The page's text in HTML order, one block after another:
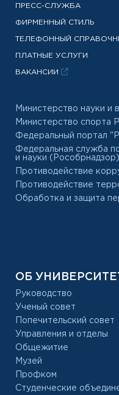
ПРЕСС-СЛУЖБА
ФИРМЕННЫЙ СТИЛЬ
ТЕЛЕФОННЫЙ
ПЛАТНЫЕ УСЛУГИ
ВАКАНСИИ
Министерство науки и
Министерство спорта
Федеральный портал
Федеральная служба
и науки (Рособрнадзор)
Противодействие
Противодействие
Обработка и защита
ОБ
Руководство
Ученый совет
Попечительский совет
Управления и отделы
Общежитие
Музей
Профком
Студенческие